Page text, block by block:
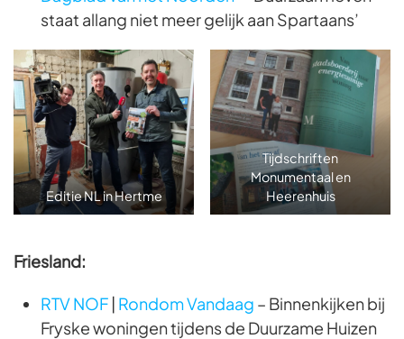
staat allang niet meer gelijk aan Spartaans’
Editie NL in Hertme
Tijdschriften
Monumentaal en
Heerenhuis
Friesland:
RTV NOF | Rondom Vandaag – Binnenkijken bij
Fryske woningen tijdens de Duurzame Huizen